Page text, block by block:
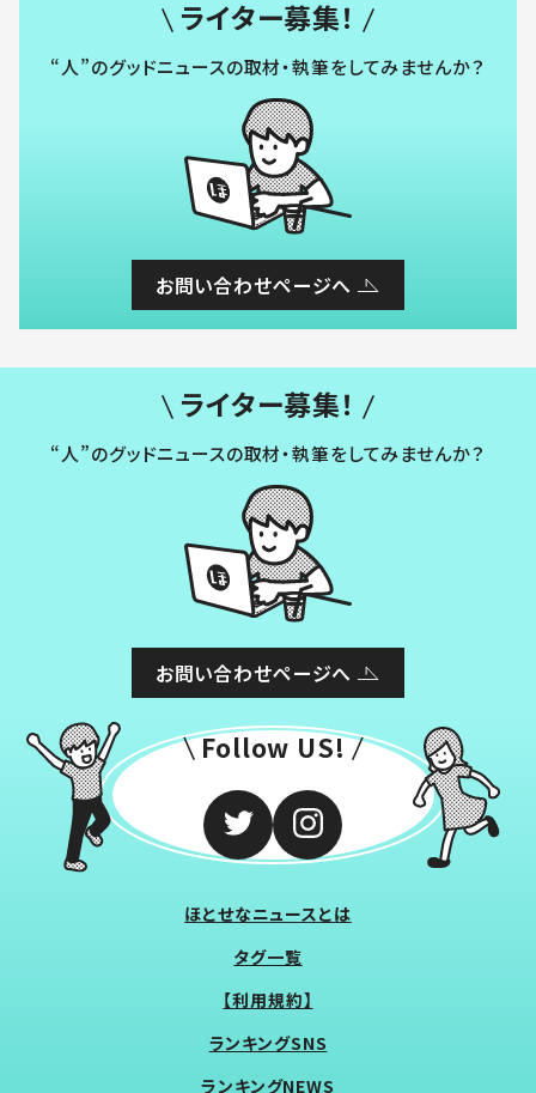
ライター募集！
“人”のグッドニュースの取材・執筆をしてみませんか？
お問い合わせページへ
ライター募集！
“人”のグッドニュースの取材・執筆をしてみませんか？
お問い合わせページへ
Follow US!
ほとせなニュースとは
タグ一覧
【利用規約】
ランキングSNS
ランキングNEWS